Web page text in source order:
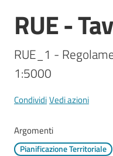
Menu selezionato
Servizi
Vivere
Menu selezionato
Salta al contenuto
RUE -
RUE_1 -
1:5000
CondividiVedi azioni
Argomenti
Pianificazione Territoriale